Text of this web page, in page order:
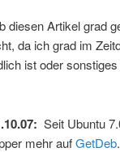
diesen Artikel grad
da ich grad im
ist oder
Seit Ubuntu
mehr aufGetDeb